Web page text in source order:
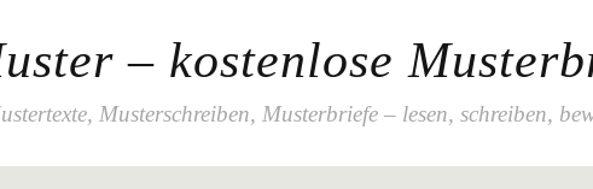
– kostenlose
Musterschreiben, Musterbriefe – lesen, schreiben,